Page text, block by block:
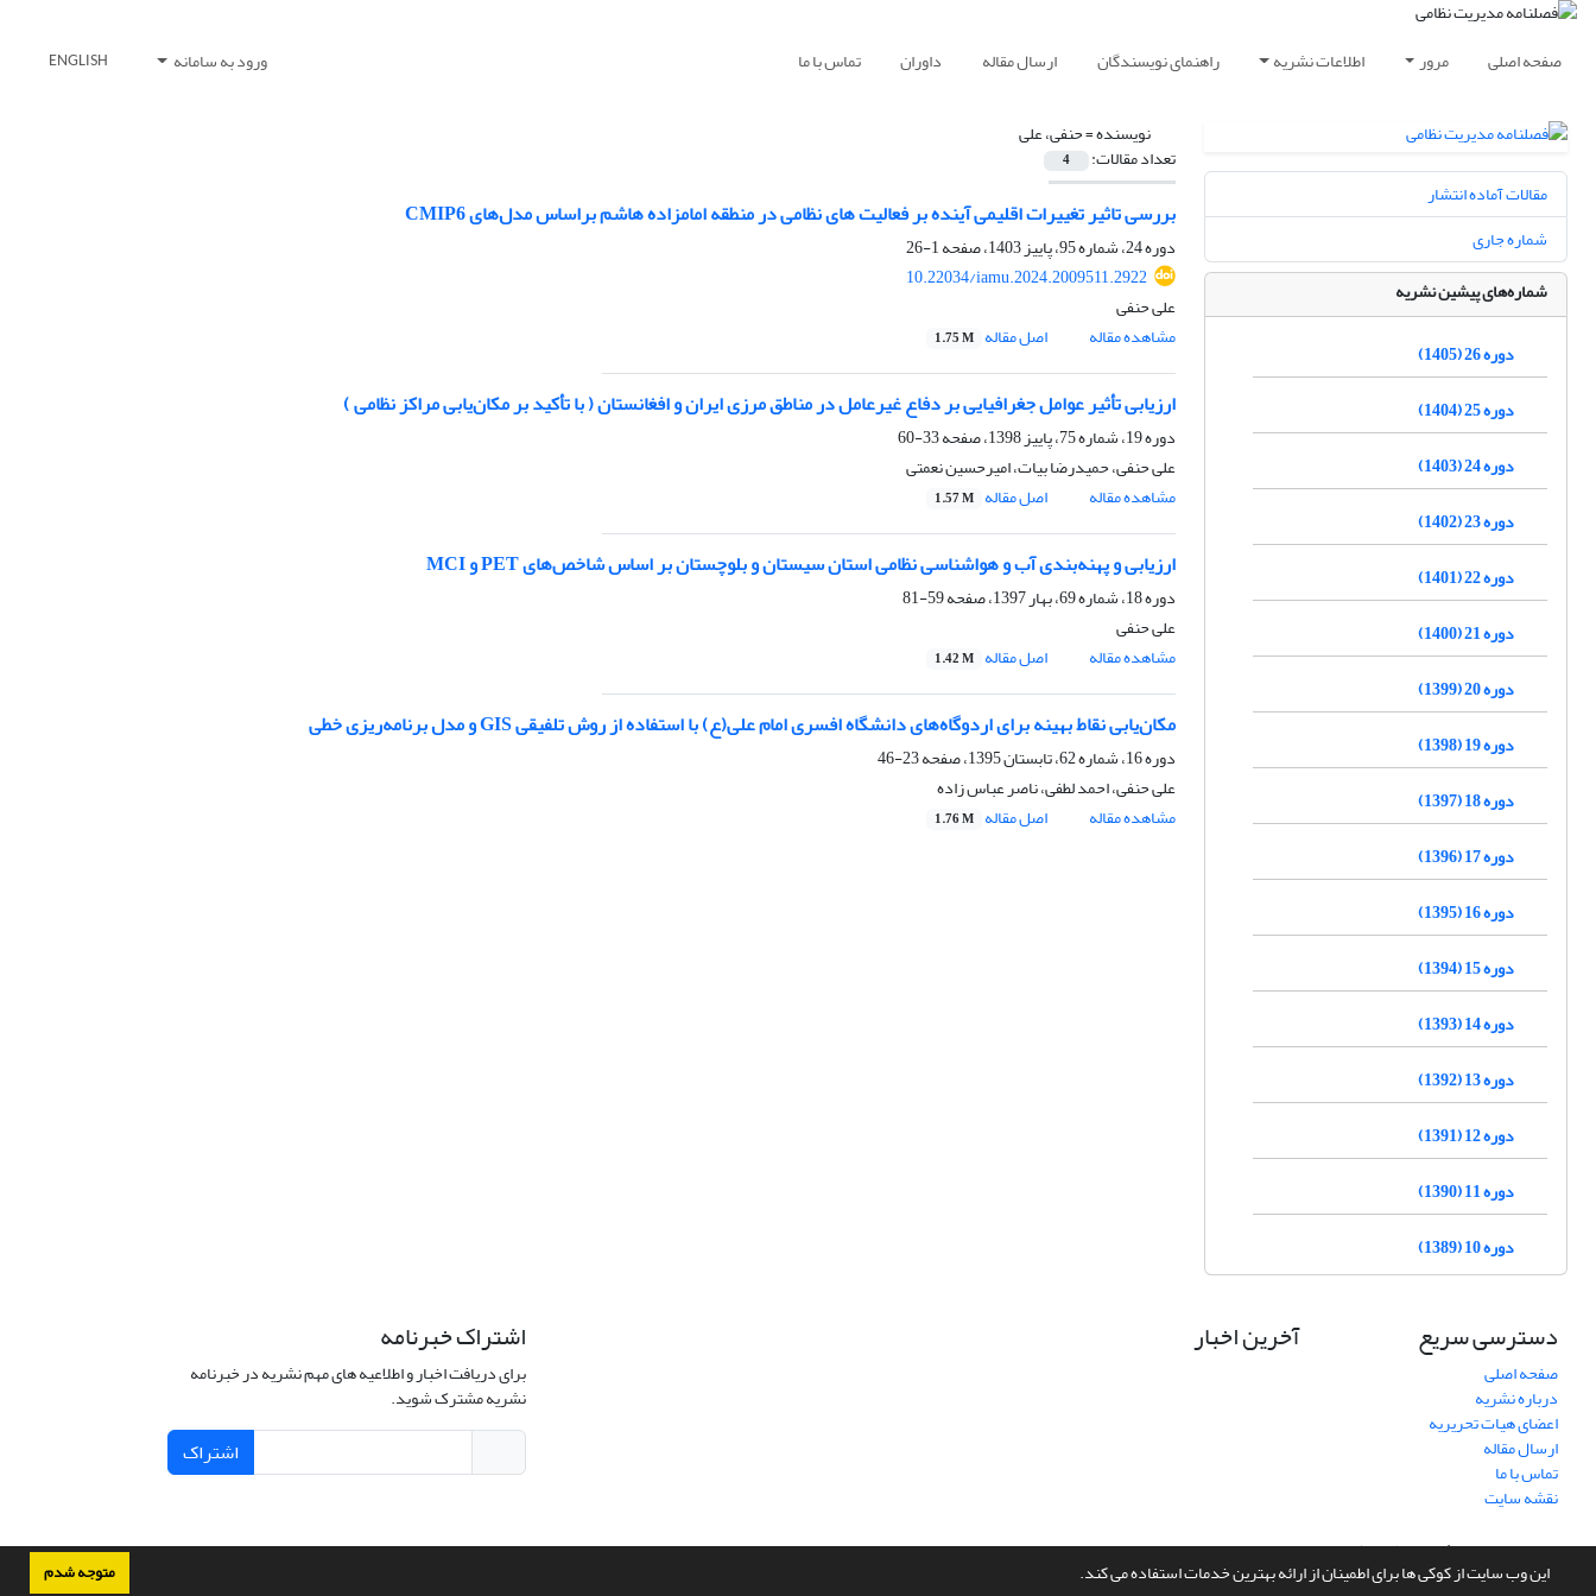
این وب سایت از کوکی ها برای اطمینان از ارائه بهترین خدمات استفاده می کند. متوجه شدم
صفحه اصلی مرور اطلاعات نشریه راهنمای نویسندگان ارسال مقاله داوران تماس با ما ورود به سامانه ENGLISH
نویسنده =حنفی، علی
تعداد مقالات: 4
بررسی تاثیر تغییرات اقلیمی آینده بر فعالیت های نظامی در منطقه امامزاده هاشم براساس مدل‌های CMIP6
دوره 24، شماره 95، پاییز 1403، صفحه
1-26
10.22034/iamu.2024.2009511.2922
علی حنفی
مشاهده مقاله
اصل مقاله 1.75 M
ارزیابی تأثیر عوامل جغرافیایی بر دفاع غیرعامل در مناطق مرزی ایران و افغانستان ( با تأکید بر مکان‌یابی مراکز نظامی )
دوره 19، شماره 75، پاییز 1398، صفحه
33-60
علی حنفی، حمیدرضا بیات، امیرحسین نعمتی
مشاهده مقاله
اصل مقاله 1.57 M
ارزیابی و پهنه‌بندی آب ‌و هواشناسی نظامی استان سیستان و بلوچستان بر اساس شاخص‌های PET و MCI
دوره 18، شماره 69، بهار 1397، صفحه
59-81
علی حنفی
مشاهده مقاله
اصل مقاله 1.42 M
مکان‌یابی نقاط بهینه برای اردوگاه‌های دانشگاه افسری امام علی(ع) با استفاده از روش تلفیقی GIS و مدل برنامه‌ریزی خطی
دوره 16، شماره 62، تابستان 1395، صفحه
23-46
علی حنفی، احمد لطفی، ناصر عباس زاده
مشاهده مقاله
اصل مقاله 1.76 M
مقالات آماده انتشار
شماره جاری
شماره‌های پیشین نشریه
دوره 26 (1405)
دوره 25 (1404)
دوره 24 (1403)
دوره 23 (1402)
دوره 22 (1401)
دوره 21 (1400)
دوره 20 (1399)
دوره 19 (1398)
دوره 18 (1397)
دوره 17 (1396)
دوره 16 (1395)
دوره 15 (1394)
دوره 14 (1393)
دوره 13 (1392)
دوره 12 (1391)
دوره 11 (1390)
دوره 10 (1389)
دسترسی سریع
صفحه اصلی
درباره نشریه
اعضای هیات تحریریه
ارسال مقاله
تماس با ما
نقشه سایت
آخرین اخبار اشتراک خبرنامه
برای دریافت اخبار و اطلاعیه های مهم نشریه در خبرنامه
نشریه مشترک شوید.
اشتراک
سامانه مدیریت نشریات علمی.طراحی و پیاده سازی ازسیناوب